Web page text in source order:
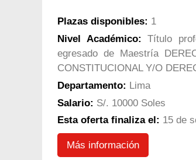
Plazas disponibles: 1
Nivel Académico: Título
egresado de Maestría
CONSTITUCIONAL Y/O
Departamento: Lima
Salario: S/. 10000 Soles
Esta oferta finaliza el: 15 de
Más información